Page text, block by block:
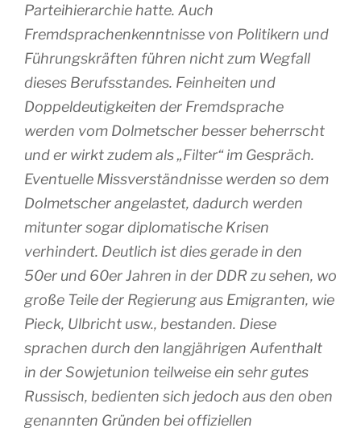
Parteihierarchie hatte. Auch
Fremdsprachenkenntnisse von Politikern und
Führungskräften führen nicht zum Wegfall
dieses Berufsstandes. Feinheiten und
Doppeldeutigkeiten der Fremdsprache
werden vom Dolmetscher besser beherrscht
und er wirkt zudem als „Filter“ im Gespräch.
Eventuelle Missverständnisse werden so dem
Dolmetscher angelastet, dadurch werden
mitunter sogar diplomatische Krisen
verhindert. Deutlich ist dies gerade in den
50er und 60er Jahren in der DDR zu sehen, wo
große Teile der Regierung aus Emigranten, wie
Pieck, Ulbricht usw., bestanden. Diese
sprachen durch den langjährigen Aufenthalt
in der Sowjetunion teilweise ein sehr gutes
Russisch, bedienten sich jedoch aus den oben
genannten Gründen bei offiziellen